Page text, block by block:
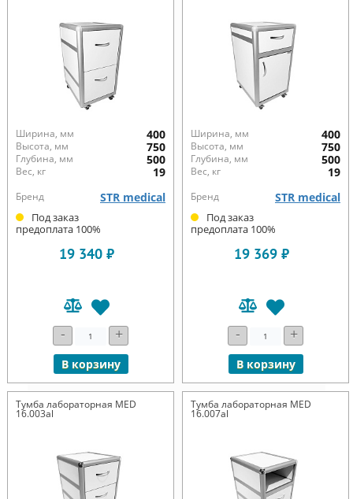
Ширина, мм 400
Высота, мм 750
Глубина, мм 500
Вес, кг 19
Бренд STR medical
Под заказ
предоплата 100%
19 340 ₽
- +
В корзину
Ширина, мм 400
Высота, мм 750
Глубина, мм 500
Вес, кг 19
Бренд STR medical
Под заказ
предоплата 100%
19 369 ₽
- +
В корзину
Тумба лабораторная MED
16.003al
Тумба лабораторная MED
16.007al